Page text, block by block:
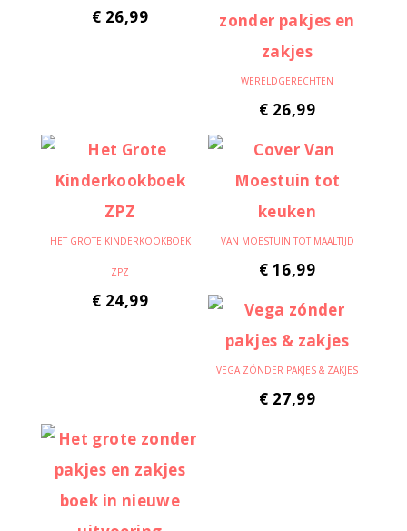
€ 26,99
WERELDGERECHTEN
€ 26,99
HET GROTE KINDERKOOKBOEK
ZPZ
€ 24,99
VAN MOESTUIN TOT MAALTIJD
€ 16,99
VEGA ZÓNDER PAKJES & ZAKJES
€ 27,99